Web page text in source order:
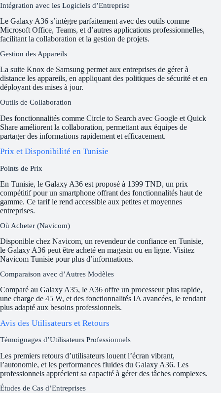
Intégration avec les Logiciels d’Entreprise
Le Galaxy A36 s’intègre parfaitement avec des outils comme
Microsoft Office, Teams, et d’autres applications professionnelles,
facilitant la collaboration et la gestion de projets.
Gestion des Appareils
La suite Knox de Samsung permet aux entreprises de gérer à
distance les appareils, en appliquant des politiques de sécurité et en
déployant des mises à jour.
Outils de Collaboration
Des fonctionnalités comme Circle to Search avec Google et Quick
Share améliorent la collaboration, permettant aux équipes de
partager des informations rapidement et efficacement.
Prix et Disponibilité en Tunisie
Points de Prix
En Tunisie, le Galaxy A36 est proposé à 1399 TND, un prix
compétitif pour un smartphone offrant des fonctionnalités haut de
gamme. Ce tarif le rend accessible aux petites et moyennes
entreprises.
Où Acheter (Navicom)
Disponible chez Navicom, un revendeur de confiance en Tunisie,
le Galaxy A36 peut être acheté en magasin ou en ligne. Visitez
Navicom Tunisie pour plus d’informations.
Comparaison avec d’Autres Modèles
Comparé au Galaxy A35, le A36 offre un processeur plus rapide,
une charge de 45 W, et des fonctionnalités IA avancées, le rendant
plus adapté aux besoins professionnels.
Avis des Utilisateurs et Retours
Témoignages d’Utilisateurs Professionnels
Les premiers retours d’utilisateurs louent l’écran vibrant,
l’autonomie, et les performances fluides du Galaxy A36. Les
professionnels apprécient sa capacité à gérer des tâches complexes.
Études de Cas d’Entreprises